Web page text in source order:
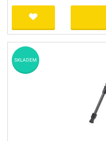
SKLADEM